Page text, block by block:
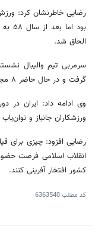
الحاق شد.
سرمربی تیم والیبال
گرفت و در حال حاضر ۸ مجموعه اختصاصی برای آن‌ها در سطح کشور وجود دارد.
وی ادامه داد: ایران در
ورزشکاران جانباز و
رضایی افزود: چیزی برای
انقلاب اسلامی فرصت
کشور افتخار آفرینی کنند.
کد مطلب6363540